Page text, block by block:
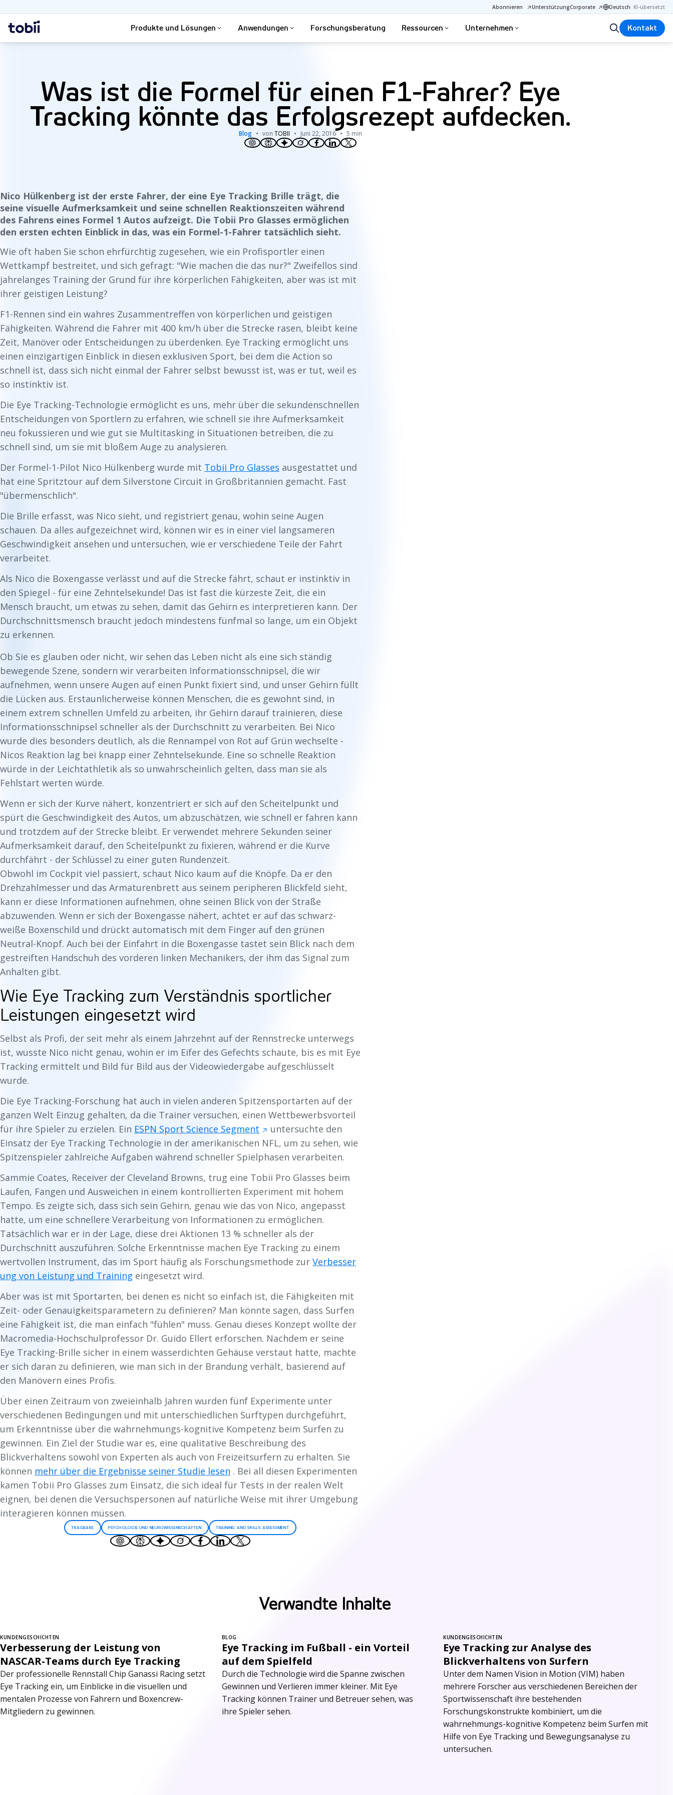
Abonnieren UnterstützungCorporate Deutsch· KI-übersetzt
Startseite Produkte und Lösungen Anwendungen Forschungsberatung Ressourcen Unternehmen
Suche Kontakt
Was ist die Formel für einen F1-Fahrer? Eye
Tracking könnte das Erfolgsrezept aufdecken.
Blog von TOBII Juni 22, 2016 5 min
Nico Hülkenberg ist der erste Fahrer, der eine Eye Tracking Brille trägt, die
seine visuelle Aufmerksamkeit und seine schnellen Reaktionszeiten während
des Fahrens eines Formel 1 Autos aufzeigt. Die Tobii Pro Glasses ermöglichen
den ersten echten Einblick in das, was ein Formel-1-Fahrer tatsächlich sieht.
Wie oft haben Sie schon ehrfürchtig zugesehen, wie ein Profisportler einen
Wettkampf bestreitet, und sich gefragt: "Wie machen die das nur?" Zweifellos sind
jahrelanges Training der Grund für ihre körperlichen Fähigkeiten, aber was ist mit
ihrer geistigen Leistung?
F1-Rennen sind ein wahres Zusammentreffen von körperlichen und geistigen
Fähigkeiten. Während die Fahrer mit 400 km/h über die Strecke rasen, bleibt keine
Zeit, Manöver oder Entscheidungen zu überdenken. Eye Tracking ermöglicht uns
einen einzigartigen Einblick in diesen exklusiven Sport, bei dem die Action so
schnell ist, dass sich nicht einmal der Fahrer selbst bewusst ist, was er tut, weil es
so instinktiv ist.
Die Eye Tracking-Technologie ermöglicht es uns, mehr über die sekundenschnellen
Entscheidungen von Sportlern zu erfahren, wie schnell sie ihre Aufmerksamkeit
neu fokussieren und wie gut sie Multitasking in Situationen betreiben, die zu
schnell sind, um sie mit bloßem Auge zu analysieren.
Der Formel-1-Pilot Nico Hülkenberg wurde mit Tobii Pro Glasses ausgestattet und
hat eine Spritztour auf dem Silverstone Circuit in Großbritannien gemacht. Fast
"übermenschlich".
Die Brille erfasst, was Nico sieht, und registriert genau, wohin seine Augen
schauen. Da alles aufgezeichnet wird, können wir es in einer viel langsameren
Geschwindigkeit ansehen und untersuchen, wie er verschiedene Teile der Fahrt
verarbeitet.
Als Nico die Boxengasse verlässt und auf die Strecke fährt, schaut er instinktiv in
den Spiegel - für eine Zehntelsekunde! Das ist fast die kürzeste Zeit, die ein
Mensch braucht, um etwas zu sehen, damit das Gehirn es interpretieren kann. Der
Durchschnittsmensch braucht jedoch mindestens fünfmal so lange, um ein Objekt
zu erkennen.
Ob Sie es glauben oder nicht, wir sehen das Leben nicht als eine sich ständig
bewegende Szene, sondern wir verarbeiten Informationsschnipsel, die wir
aufnehmen, wenn unsere Augen auf einen Punkt fixiert sind, und unser Gehirn füllt
die Lücken aus. Erstaunlicherweise können Menschen, die es gewohnt sind, in
einem extrem schnellen Umfeld zu arbeiten, ihr Gehirn darauf trainieren, diese
Informationsschnipsel schneller als der Durchschnitt zu verarbeiten. Bei Nico
wurde dies besonders deutlich, als die Rennampel von Rot auf Grün wechselte -
Nicos Reaktion lag bei knapp einer Zehntelsekunde. Eine so schnelle Reaktion
würde in der Leichtathletik als so unwahrscheinlich gelten, dass man sie als
Fehlstart werten würde.
Wenn er sich der Kurve nähert, konzentriert er sich auf den Scheitelpunkt und
spürt die Geschwindigkeit des Autos, um abzuschätzen, wie schnell er fahren kann
und trotzdem auf der Strecke bleibt. Er verwendet mehrere Sekunden seiner
Aufmerksamkeit darauf, den Scheitelpunkt zu fixieren, während er die Kurve
durchfährt - der Schlüssel zu einer guten Rundenzeit.
Obwohl im Cockpit viel passiert, schaut Nico kaum auf die Knöpfe. Da er den
Drehzahlmesser und das Armaturenbrett aus seinem peripheren Blickfeld sieht,
kann er diese Informationen aufnehmen, ohne seinen Blick von der Straße
abzuwenden. Wenn er sich der Boxengasse nähert, achtet er auf das schwarz-
weiße Boxenschild und drückt automatisch mit dem Finger auf den grünen
Neutral-Knopf. Auch bei der Einfahrt in die Boxengasse tastet sein Blick nach dem
gestreiften Handschuh des vorderen linken Mechanikers, der ihm das Signal zum
Anhalten gibt.
Wie Eye Tracking zum Verständnis sportlicher
Leistungen eingesetzt wird
Selbst als Profi, der seit mehr als einem Jahrzehnt auf der Rennstrecke unterwegs
ist, wusste Nico nicht genau, wohin er im Eifer des Gefechts schaute, bis es mit Eye
Tracking ermittelt und Bild für Bild aus der Videowiedergabe aufgeschlüsselt
wurde.
Die Eye Tracking-Forschung hat auch in vielen anderen Spitzensportarten auf der
ganzen Welt Einzug gehalten, da die Trainer versuchen, einen Wettbewerbsvorteil
für ihre Spieler zu erzielen. Ein ESPN Sport Science Segment
untersuchte den
Einsatz der Eye Tracking Technologie in der amerikanischen NFL, um zu sehen, wie
Spitzenspieler zahlreiche Aufgaben während schneller Spielphasen verarbeiten.
Sammie Coates, Receiver der Cleveland Browns, trug eine Tobii Pro Glasses beim
Laufen, Fangen und Ausweichen in einem kontrollierten Experiment mit hohem
Tempo. Es zeigte sich, dass sich sein Gehirn, genau wie das von Nico, angepasst
hatte, um eine schnellere Verarbeitung von Informationen zu ermöglichen.
Tatsächlich war er in der Lage, diese drei Aktionen 13 % schneller als der
Durchschnitt auszuführen. Solche Erkenntnisse machen Eye Tracking zu einem
wertvollen Instrument, das im Sport häufig als Forschungsmethode zur Verbesser
ung von Leistung und Training eingesetzt wird.
Aber was ist mit Sportarten, bei denen es nicht so einfach ist, die Fähigkeiten mit
Zeit- oder Genauigkeitsparametern zu definieren? Man könnte sagen, dass Surfen
eine Fähigkeit ist, die man einfach "fühlen" muss. Genau dieses Konzept wollte der
Macromedia-Hochschulprofessor Dr. Guido Ellert erforschen. Nachdem er seine
Eye Tracking-Brille sicher in einem wasserdichten Gehäuse verstaut hatte, machte
er sich daran zu definieren, wie man sich in der Brandung verhält, basierend auf
den Manövern eines Profis.
Über einen Zeitraum von zweieinhalb Jahren wurden fünf Experimente unter
verschiedenen Bedingungen und mit unterschiedlichen Surftypen durchgeführt,
um Erkenntnisse über die wahrnehmungs-kognitive Kompetenz beim Surfen zu
gewinnen. Ein Ziel der Studie war es, eine qualitative Beschreibung des
Blickverhaltens sowohl von Experten als auch von Freizeitsurfern zu erhalten. Sie
können mehr über die Ergebnisse seiner Studie lesen . Bei all diesen Experimenten
kamen Tobii Pro Glasses zum Einsatz, die sich ideal für Tests in der realen Welt
eignen, bei denen die Versuchspersonen auf natürliche Weise mit ihrer Umgebung
interagieren können müssen.
TRAGBARE PSYCHOLOGIE UND NEUROWISSENSCHAFTEN TRAINING AND SKILLS ASSESSMENT
Verwandte Inhalte
KUNDENGESCHICHTEN
Verbesserung der Leistung von
NASCAR-Teams durch Eye Tracking
Der professionelle Rennstall Chip Ganassi Racing setzt
Eye Tracking ein, um Einblicke in die visuellen und
mentalen Prozesse von Fahrern und Boxencrew-
Mitgliedern zu gewinnen.
BLOG
Eye Tracking im Fußball - ein Vorteil
auf dem Spielfeld
Durch die Technologie wird die Spanne zwischen
Gewinnen und Verlieren immer kleiner. Mit Eye
Tracking können Trainer und Betreuer sehen, was
ihre Spieler sehen.
KUNDENGESCHICHTEN
Eye Tracking zur Analyse des
Blickverhaltens von Surfern
Unter dem Namen Vision in Motion (VIM) haben
mehrere Forscher aus verschiedenen Bereichen der
Sportwissenschaft ihre bestehenden
Forschungskonstrukte kombiniert, um die
wahrnehmungs-kognitive Kompetenz beim Surfen mit
Hilfe von Eye Tracking und Bewegungsanalyse zu
untersuchen.